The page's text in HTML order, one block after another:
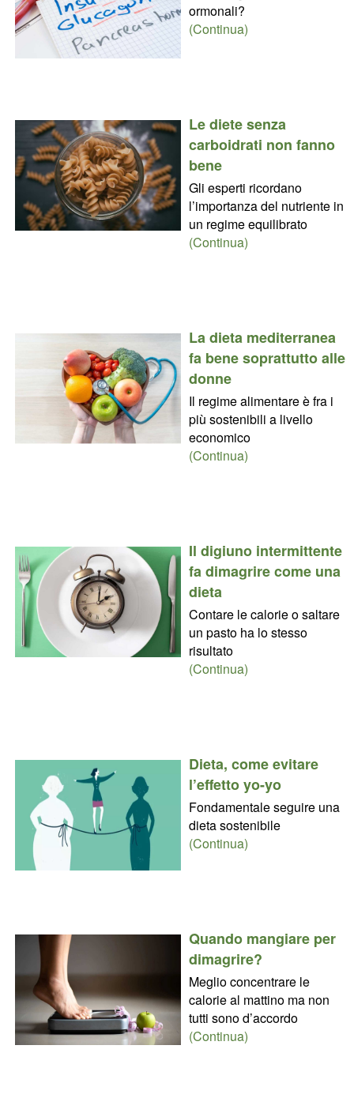
ormonali?
(Continua)
Le diete senza
carboidrati non fanno
bene
Gli esperti ricordano
l’importanza del nutriente in
un regime equilibrato
(Continua)
La dieta mediterranea
fa bene soprattutto alle
donne
Il regime alimentare è fra i
più sostenibili a livello
economico
(Continua)
Il digiuno intermittente
fa dimagrire come una
dieta
Contare le calorie o saltare
un pasto ha lo stesso
risultato
(Continua)
Dieta, come evitare
l’effetto yo-yo
Fondamentale seguire una
dieta sostenibile
(Continua)
Quando mangiare per
dimagrire?
Meglio concentrare le
calorie al mattino ma non
tutti sono d’accordo
(Continua)